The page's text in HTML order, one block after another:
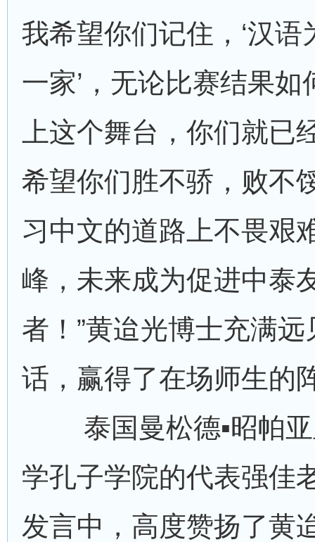
我希望你们记住，‘汉语
一家’，无论比赛结果如
上这个舞台，你们就已
希望你们胜不骄，败不
习中文的道路上不畏艰
峰，未来成为促进中泰
者！”黄迨光博士充满
话，赢得了在场师生的
泰国曼松德▪昭帕
学孔子学院的代表强佳
发言中，高度赞扬了黄